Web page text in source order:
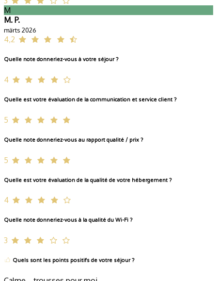
M
M. P.
märts 2026
4,2
Quelle note donneriez-vous à votre séjour ?
4
Quelle est votre évaluation de la communication et service client ?
5
Quelle note donneriez-vous au rapport qualité / prix ?
5
Quelle est votre évaluation de la qualité de votre hébergement ?
4
Quelle note donneriez-vous à la qualité du Wi-Fi ?
3
Quels sont les points positifs de votre séjour ?